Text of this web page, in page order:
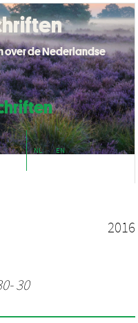
NL EN
over de Nederlandse
2016
30